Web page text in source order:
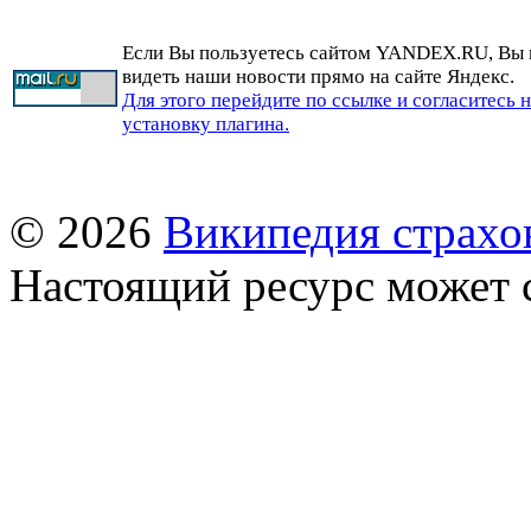
Если Вы пользуетесь сайтом YANDEX.RU, Вы
видеть наши новости прямо на сайте Яндекс.
Для этого перейдите по ссылке и согласитесь
установку плагина.
© 2026 Википедия
Настоящий ресурс может